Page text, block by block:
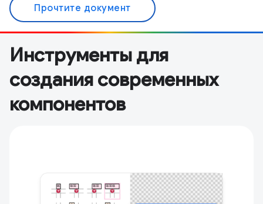
Прочтите документ
Инструменты для
создания современных
компонентов